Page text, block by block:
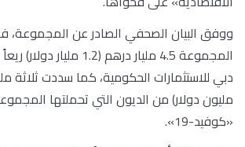
ووفق البيان الصحفي الصادر عن
المجموعة 4.5 مليار درهم
مليون دولار) من الديون التي تحملتها
«كوفيد-19».